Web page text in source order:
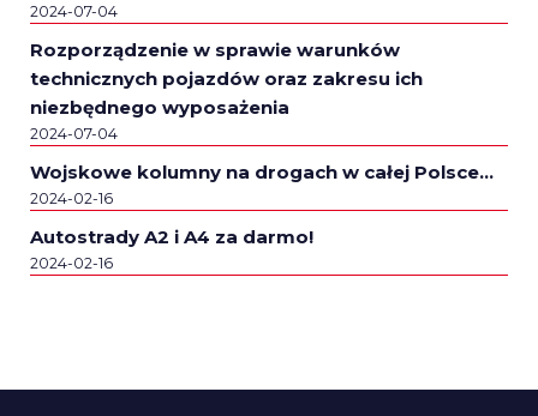
2024-07-04
Rozporządzenie w sprawie warunków
technicznych pojazdów oraz zakresu ich
niezbędnego wyposażenia
2024-07-04
Wojskowe kolumny na drogach w całej Polsce…
2024-02-16
Autostrady A2 i A4 za darmo!
2024-02-16